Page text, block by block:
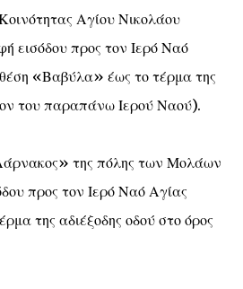
Αγίου Νικολάου
εισόδου προς τον Ιερό Ναό
«Βαβύλα» έως το τέρμα της
του παραπάνω Ιερού Ναού).
της πόλης των Μολάων
προς τον Ιερό Ναό Αγίας
της αδιέξοδης οδού στο όρος